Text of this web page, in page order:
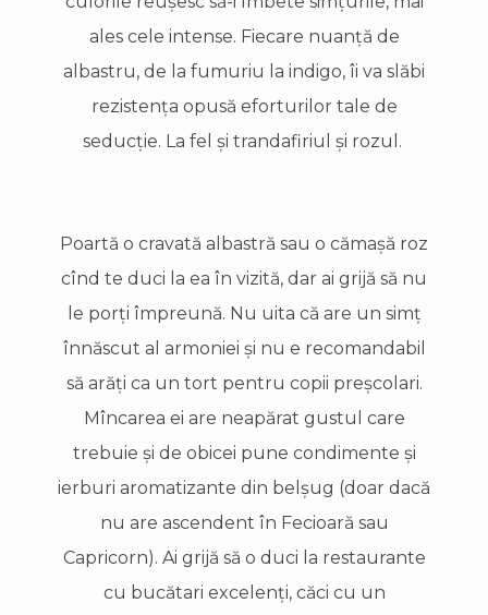
ales cele intense. Fiecare nuanţă de
albastru, de la fumuriu la indigo, îi va slăbi
rezistenţa opusă eforturilor tale de
seducţie. La fel şi trandafiriul şi rozul.
Poartă o cravată albastră sau o cămaşă roz
cînd te duci la ea în vizită, dar ai grijă să nu
le porţi împreună. Nu uita că are un simţ
înnăscut al armoniei şi nu e recomandabil
să arăţi ca un tort pentru copii preşcolari.
Mîncarea ei are neapărat gustul care
trebuie şi de obicei pune condimente şi
ierburi aromatizante din belşug (doar dacă
nu are ascendent în Fecioară sau
Capricorn). Ai grijă să o duci la restaurante
cu bucătari excelenţi, căci cu un